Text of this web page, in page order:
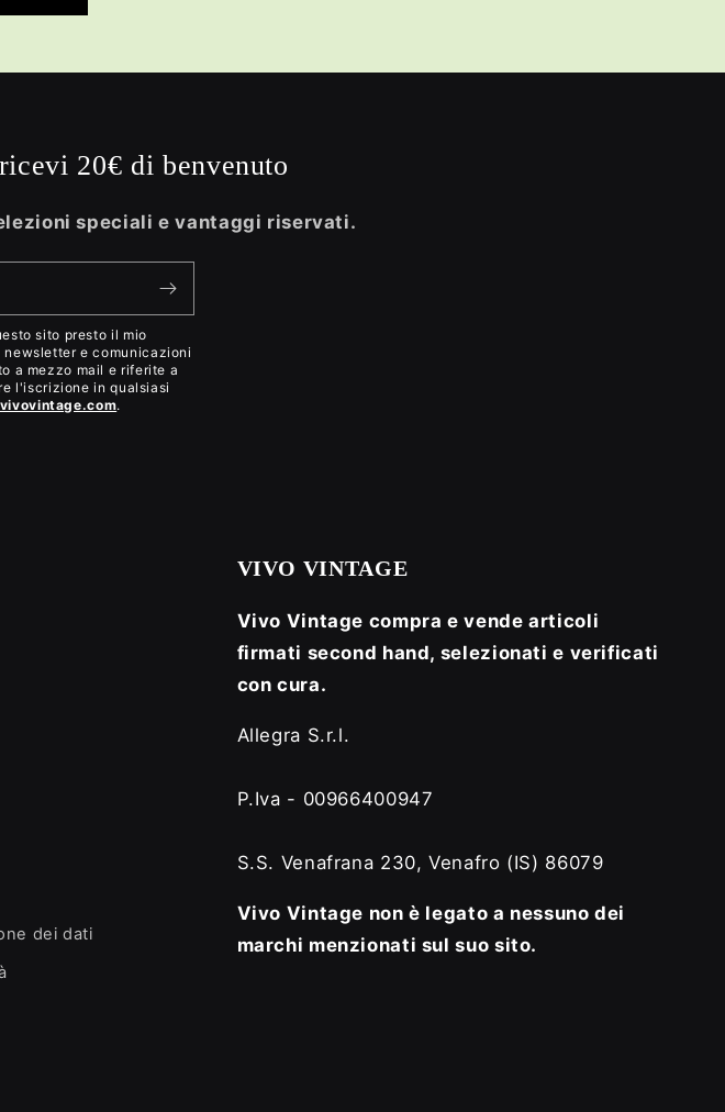
20€ di benvenuto
speciali e vantaggi riservati.
sito presto il mio
e comunicazioni
a mezzo mail e riferite a
l'iscrizione in qualsiasi
.
dei dati
VIVO VINTAGE
Vivo Vintage compra e vende articoli
firmati second hand, selezionati e verificati
con cura.
Allegra S.r.l.
P.Iva - 00966400947
S.S. Venafrana 230, Venafro (IS) 86079
Vivo Vintage non è legato a nessuno dei
marchi menzionati sul suo sito.